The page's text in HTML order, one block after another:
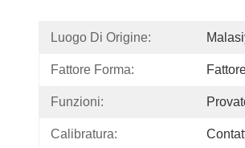
Luogo Di Origine:
Fattore Forma:
Funzioni:
Calibratura: